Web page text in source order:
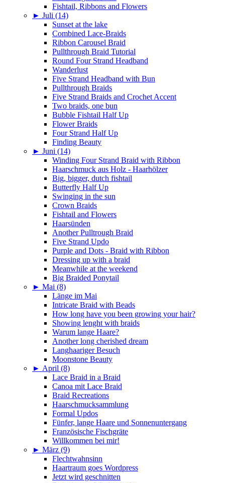
Fishtail, Ribbons and Flowers
► Juli (14)
Sunset at the lake
Combined Lace-Braids
Ribbon Carousel Braid
Pullthrough Braid Tutorial
Round Four Strand Headband
Wanderlust
Five Strand Headband with Bun
Pullthrough Braids
Five Strand Braids and Crochet Accent
Two braids, one bun
Bubble Fishtail Half Up
Flower Braids
Four Strand Half Up
Finding Beauty
► Juni (14)
Winding Four Strand Braid with Ribbon
Haarschmuck aus Holz - Haarhölzer
Big, bigger, dutch fishtail
Butterfly Half Up
Swinging in the sun
Crown Braids
Fishtail and Flowers
Haarsünden
Another Pulltrough Braid
Five Strand Updo
Purple and Dots - Braid with Ribbon
Dressing up with a braid
Meanwhile at the weekend
Big Braided Ponytail
► Mai (8)
Länge im Mai
Intricate Braid with Beads
How long have you been growing your hair?
Showing lenght with braids
Warum lange Haare?
Another long cherished dream
Langhaariger Besuch
Moonstone Beauty
► April (8)
Lace Braid in a Braid
Canoa mit Lace Braid
Braid Recreations
Haarschmucksammlung
Formal Updos
Fünfer, lange Haare und Sonnenuntergang
Französische Fischgräte
Willkommen bei mir!
► März (9)
Flechtwahnsinn
Haartraum goes Wordpress
Jetzt wird geschnitten